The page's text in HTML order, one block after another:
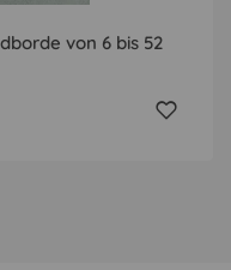
von 6 bis 52